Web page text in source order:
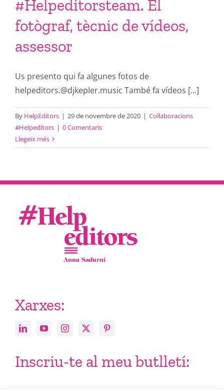
#Helpeditorsteam. El
fotògraf, tècnic de vídeos,
assessor
Us presento qui fa algunes fotos de
helpeditors.@djkepler.music També fa vídeos [...]
By HelpEditors | 29 de novembre de 2020 | Col·laboracions
#Helpeditors | 0 Comentaris
Llegeix més
Xarxes:
Inscriu-te al meu butlletí: